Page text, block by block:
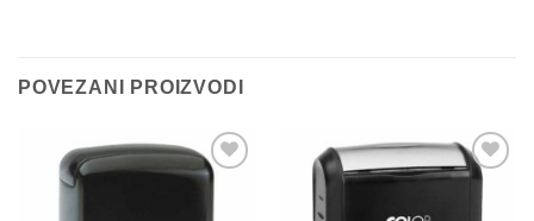
POVEZANI PROIZVODI
Dodaj
Dodaj
na